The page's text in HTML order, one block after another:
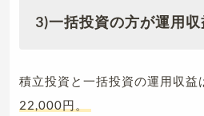
3)一括投資の方が運用
積立投資と一括投資の運用収益
22,000円。